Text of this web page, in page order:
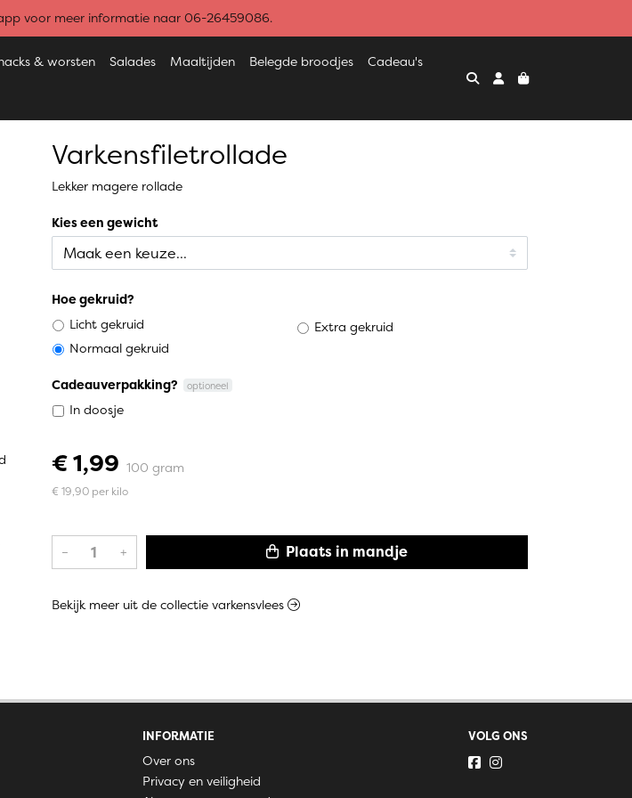
voor meer informatie naar 06-26459086.
& worsten Salades Maaltijden Belegde broodjes Cadeau's
Varkensfiletrollade
Lekker magere rollade
Kies een gewicht
Hoe gekruid?
Licht gekruid
Normaal gekruid
Extra gekruid
Cadeauverpakking? optioneel
In doosje
€ 1,99 100 gram
€ 19,90 per kilo
– + Plaats in mandje
Bekijk meer uit de collectie varkensvlees
INFORMATIE
Over ons
Privacy en veiligheid
VOLG ONS